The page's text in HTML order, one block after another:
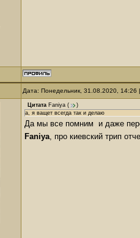
Дата: Понедельник, 31.08.2020,
Цитата Faniya (
)
а, я ващет всегда так и делаю
Да мы все помним и даже
Faniya, про киевский трип